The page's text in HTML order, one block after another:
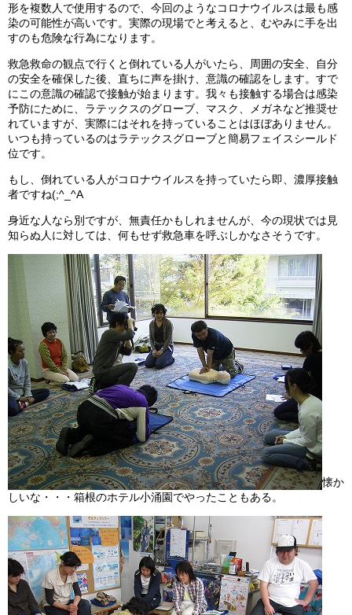
形を複数人で使用するので、今回のようなコロナウイルスは最も感
染の可能性が高いです。実際の現場でと考えると、むやみに手を出
すのも危険な行為になります。
救急救命の観点で行くと倒れている人がいたら、周囲の安全、自分
の安全を確保した後、直ちに声を掛け、意識の確認をします。すで
にこの意識の確認で接触が始まります。我々も接触する場合は感染
予防にために、ラテックスのグローブ、マスク、メガネなど推奨せ
れていますが、実際にはそれを持っていることはほぼありません。
いつも持っているのはラテックスグローブと簡易フェイスシールド
位です。
もし、倒れている人がコロナウイルスを持っていたら即、濃厚接触
者ですね(;^_^A
身近な人なら別ですが、無責任かもしれませんが、今の現状では見
知らぬ人に対しては、何もせず救急車を呼ぶしかなさそうです。
懐か
しいな・・・箱根のホテル小涌園でやったこともある。